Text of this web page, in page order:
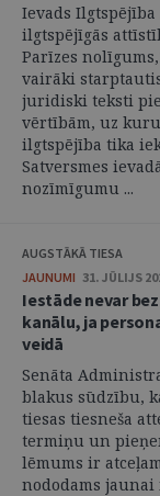
Ievads
ilgtspējīgās
Parīzes
vairāki
juridiski teksti
vērtībām, uz
ilgtspējība tika
Satversmes
nozīmīgumu ...
AUGSTĀKĀ TIESA
JAUNUMI 31. JŪLIJS
Iestāde nevar
kanālu, ja
veidā
Senāta
blakus sūdzību,
tiesas tiesneša
termiņu un
lēmums ir
nododams jaunai